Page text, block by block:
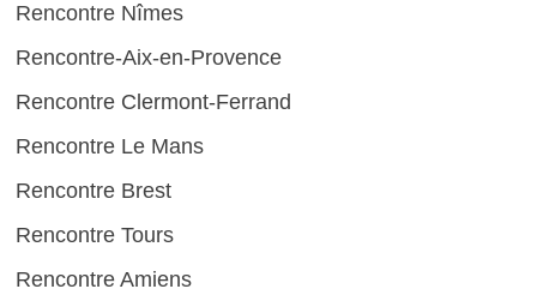
Rencontre Nîmes
Rencontre-Aix-en-Provence
Rencontre Clermont-Ferrand
Rencontre Le Mans
Rencontre Brest
Rencontre Tours
Rencontre Amiens